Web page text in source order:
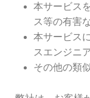
本サービス
ス等の有害
本サービス
スエンジニ
その他の類